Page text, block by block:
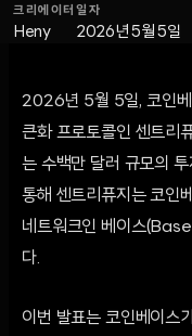
크리에이터
Heny
일자
2026년 5월 5일
2026년 5월 5일, 코인
큰화 프로토콜인 센트
는 수백만 달러 규모의
통해 센트리퓨지는 코인
네트워크인 베이스
다.
이번 발표는 코인베이스